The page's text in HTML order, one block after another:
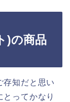
)の商品
存知だと思い
ってかなり